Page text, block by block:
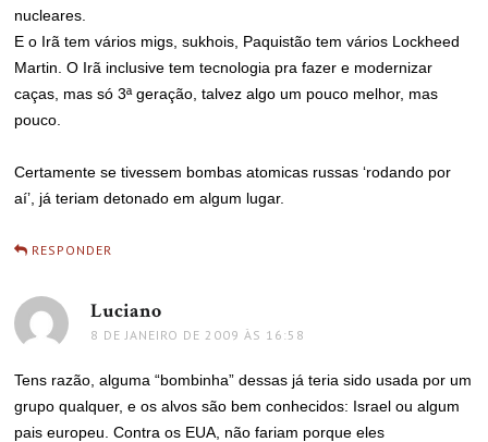
nucleares.
E o Irã tem vários migs, sukhois, Paquistão tem vários Lockheed
Martin. O Irã inclusive tem tecnologia pra fazer e modernizar
caças, mas só 3ª geração, talvez algo um pouco melhor, mas
pouco.
Certamente se tivessem bombas atomicas russas ‘rodando por
aí’, já teriam detonado em algum lugar.
RESPONDER
Luciano
8 DE JANEIRO DE 2009 ÀS 16:58
Tens razão, alguma “bombinha” dessas já teria sido usada por um
grupo qualquer, e os alvos são bem conhecidos: Israel ou algum
pais europeu. Contra os EUA, não fariam porque eles